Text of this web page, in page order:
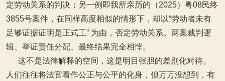
定劳动关系的判决；另一例即我所亲历的（2025）粤08民终
3855号案件，在同样高度相似的情形下，却以“劳动者未有
足够证据证明是正式工” 为由，否定劳动关系。两案裁判逻
辑、举证责任分配、最终结果完全相悖。
这不是法律解释的空间，这是明目张胆的差别化对待。
人们往往将法官看作公正与公平的化身，但万万没想到，有